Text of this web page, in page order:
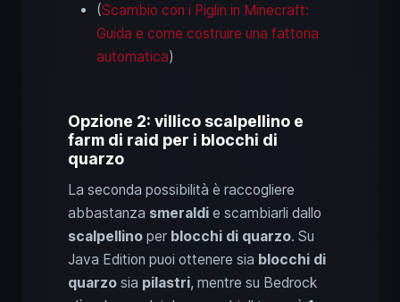
(Scambio con i Piglin in Minecraft:
Guida e come costruire una fattoria
automatica)
Opzione 2: villico scalpellino e
farm di raid per i blocchi di
quarzo
La seconda possibilità è raccogliere
abbastanza smeraldi e scambiarli dallo
scalpellino per blocchi di quarzo. Su
Java Edition puoi ottenere sia blocchi di
quarzo sia pilastri, mentre su Bedrock